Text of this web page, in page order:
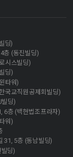
딩)
층 (동진빌딩)
시스빌딩)
딩)
타워)
국교직원공제회빌딩)
빌딩)
6층 (백현법조프라자)
워)
31, 5층 (동남빌딩)
딩)